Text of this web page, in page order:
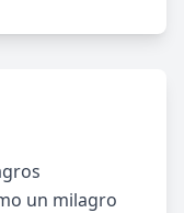
un milagro